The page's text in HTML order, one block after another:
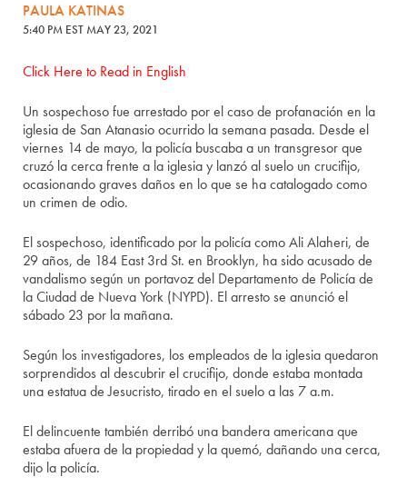
PAULA KATINAS
5:40 PM EST MAY 23, 2021
Click Here to Read in English
Un sospechoso fue arrestado por el caso de profanación en la
iglesia de San Atanasio ocurrido la semana pasada. Desde el
viernes 14 de mayo, la policía buscaba a un transgresor que
cruzó la cerca frente a la iglesia y lanzó al suelo un crucifijo,
ocasionando graves daños en lo que se ha catalogado como
un crimen de odio.
El sospechoso, identificado por la policía como Ali Alaheri, de
29 años, de 184 East 3rd St. en Brooklyn, ha sido acusado de
vandalismo según un portavoz del Departamento de Policía de
la Ciudad de Nueva York (NYPD). El arresto se anunció el
sábado 23 por la mañana.
Según los investigadores, los empleados de la iglesia quedaron
sorprendidos al descubrir el crucifijo, donde estaba montada
una estatua de Jesucristo, tirado en el suelo a las 7 a.m.
El delincuente también derribó una bandera americana que
estaba afuera de la propiedad y la quemó, dañando una cerca,
dijo la policía.